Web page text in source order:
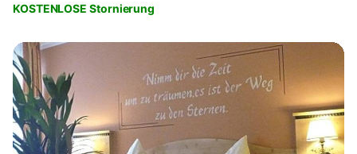
KOSTENLOSE Stornierung